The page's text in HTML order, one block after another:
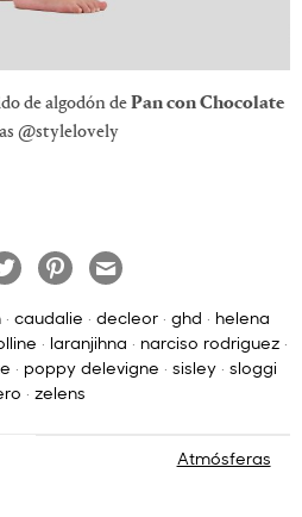
de algodón dePan con Chocolate
@stylelovely
· caudalie · decleor· ghd · helena
· laranjihna · narciso rodriguez ·
· poppy delevigne · sisley · sloggi
· zelens
Atmósferas